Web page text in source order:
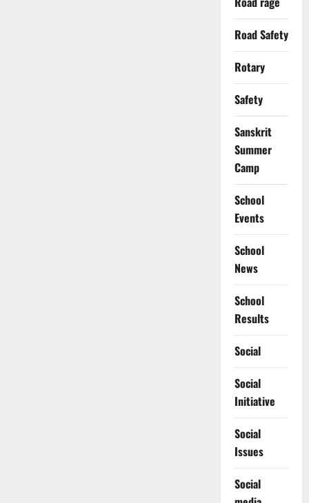
Road Safety
Rotary
Safety
Sanskrit
Summer
Camp
School
Events
School
News
School
Results
Social
Social
Initiative
Social
Issues
Social